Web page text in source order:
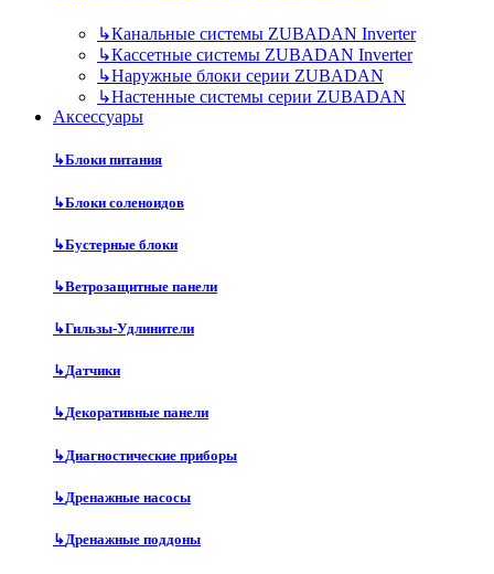
↳Канальные системы ZUBADAN Inverter
↳Кассетные системы ZUBADAN Inverter
↳Наружные блоки серии ZUBADAN
↳Настенные системы серии ZUBADAN
Аксесcуары
↳Блоки питания
↳Блоки соленоидов
↳Бустерные блоки
↳Ветрозащитные панели
↳Гильзы-Удлинители
↳Датчики
↳Декоративные панели
↳Диагностические приборы
↳Дренажные насосы
↳Дренажные поддоны